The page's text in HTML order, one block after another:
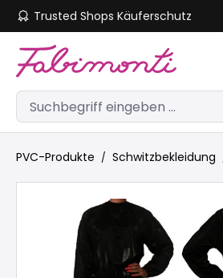
Zum Hauptinhalt springen
Trusted Shops Käuferschutz
PVC-Produkte Schwitzbekleidung